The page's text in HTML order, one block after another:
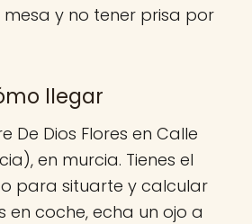
y no tener prisa por
llegar
De Dios Flores en Calle
en murcia. Tienes el
para situarte y calcular
en coche, echa un ojo a